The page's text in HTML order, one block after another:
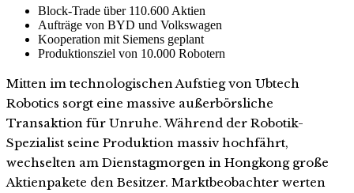
Block-Trade über 110.600 Aktien
Aufträge von BYD und Volkswagen
Kooperation mit Siemens geplant
Produktionsziel von 10.000 Robotern
Mitten im technologischen Aufstieg von Ubtech
Robotics sorgt eine massive außerbörsliche
Transaktion für Unruhe. Während der Robotik-
Spezialist seine Produktion massiv hochfährt,
wechselten am Dienstagmorgen in Hongkong große
Aktienpakete den Besitzer. Marktbeobachter werten